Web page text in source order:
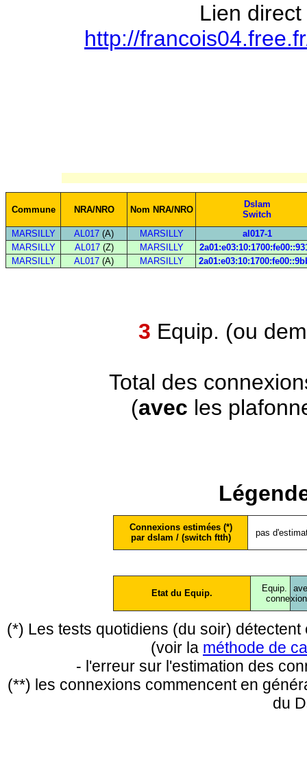
Lien
http://
Commune NRA/NRO Nom NRA/NRO
Dslam
Switch
MARSILLY
AL017 (A) MARSILLY
al017-1
MARSILLY
AL017(Z) MARSILLY
MARSILLY
AL017 (A) MARSILLY
3 Equip. (ou
Total des
(avec les
Connexions estimées (*)
par dslam / (switch ftth)
pas
Etat du Equip.
Equip.
conne
(*) Les tests quotidiens (du soir)
(voir la méthode de
- l'erreur sur l'estimation des
(**) les connexions commencent en
du